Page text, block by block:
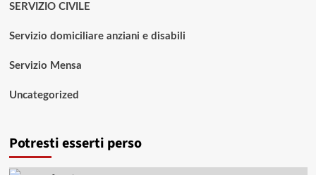
SERVIZIO CIVILE
Servizio domiciliare anziani e disabili
Servizio Mensa
Uncategorized
Potresti esserti perso